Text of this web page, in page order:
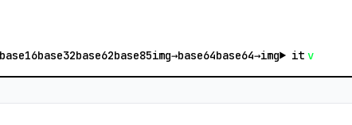
base16base32base62base85img→base64base64→img it v